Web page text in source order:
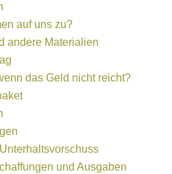
auf uns zu?
andere Materialien
das Geld nicht reicht?
und Ausgaben